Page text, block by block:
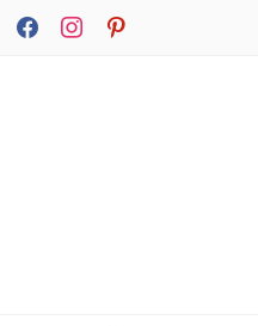
facebookinstagrampinterest